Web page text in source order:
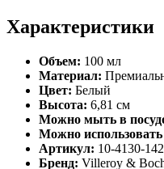
Характеристики
Объем: 100 мл
Материал:
Цвет: Белый
Высота: 6,81 см
Можно мыть в
Можно
Артикул: 10-4130-
Бренд: Villeroy &